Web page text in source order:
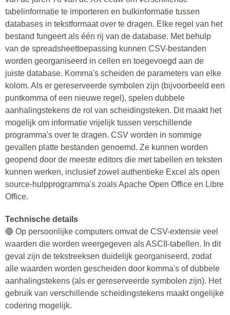
tabelinformatie te importeren en bulkinformatie tussen
databases in tekstformaat over te dragen. Elke regel van het
bestand fungeert als één rij van de database. Met behulp
van de spreadsheettoepassing kunnen CSV-bestanden
worden georganiseerd in cellen en toegevoegd aan de
juiste database. Komma's scheiden de parameters van elke
kolom. Als er gereserveerde symbolen zijn (bijvoorbeeld een
puntkomma of een nieuwe regel), spelen dubbele
aanhalingstekens de rol van scheidingsteken. Dit maakt het
mogelijk om informatie vrijelijk tussen verschillende
programma's over te dragen. CSV worden in sommige
gevallen platte bestanden genoemd. Ze kunnen worden
geopend door de meeste editors die met tabellen en teksten
kunnen werken, inclusief zowel authentieke Excel als open
source-hulpprogramma's zoals Apache Open Office en Libre
Office.
Technische details
🔵 Op persoonlijke computers omvat de CSV-extensie veel
waarden die worden weergegeven als ASCII-tabellen. In dit
geval zijn de tekstreeksen duidelijk georganiseerd, zodat
alle waarden worden gescheiden door komma's of dubbele
aanhalingstekens (als er gereserveerde symbolen zijn). Het
gebruik van verschillende scheidingstekens maakt ongelijke
codering mogelijk.